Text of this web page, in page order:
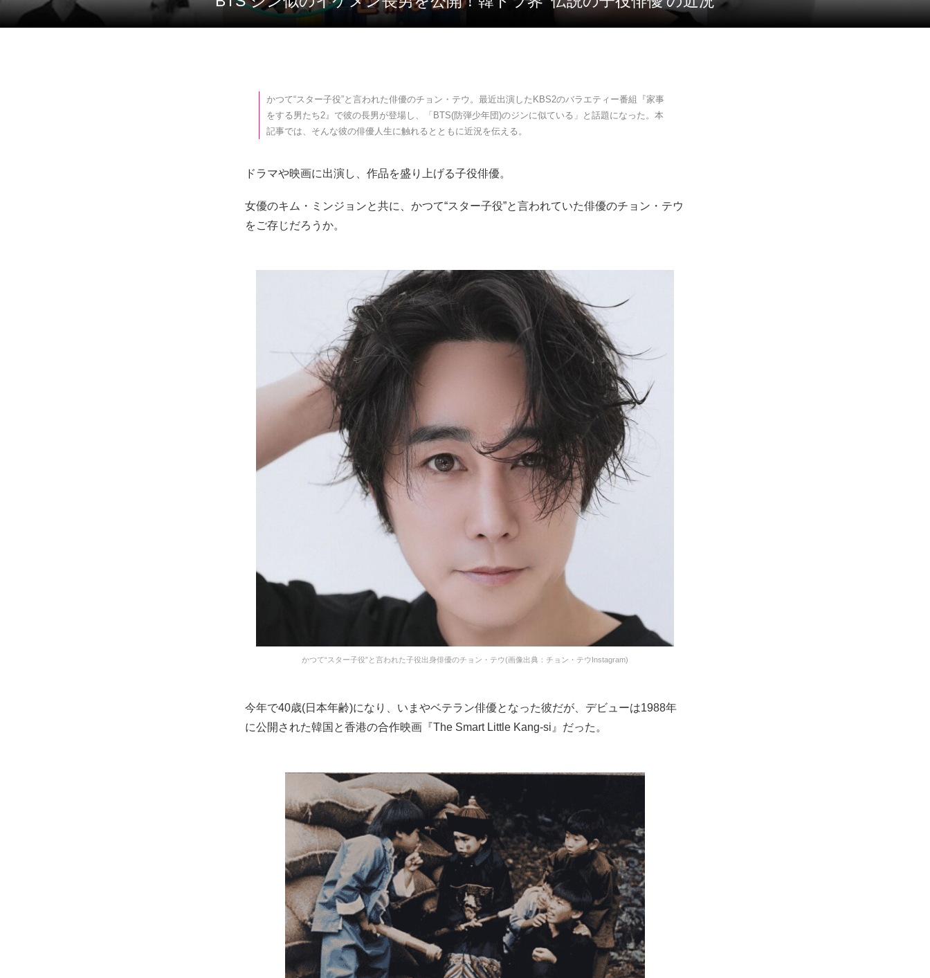
かつて“スター子役”と言われた俳優のチョン・テウ。最近出演したKBS2のバラエティー番組『家事
をする男たち2』で彼の長男が登場し、「BTS(防弾少年団)のジンに似ている」と話題になった。本
記事では、そんな彼の俳優人生に触れるとともに近況を伝える。
ドラマや映画に出演し、作品を盛り上げる子役俳優。
女優のキム・ミンジョンと共に、かつて“スター子役”と言われていた俳優のチョン・テウ
をご存じだろうか。
かつて“スター子役”と言われた子役出身俳優のチョン・テウ(画像出典：チョン・テウInstagram)
今年で40歳(日本年齢)になり、いまやベテラン俳優となった彼だが、デビューは1988年
に公開された韓国と香港の合作映画『The Smart Little Kang-si』だった。